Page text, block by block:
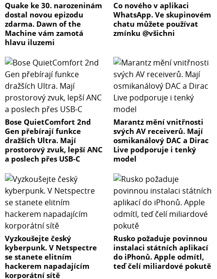
Quake ke 30. narozeninám
dostal novou epizodu
zdarma. Dawn of the
Machine vám zamotá
hlavu iluzemi
Co nového v aplikaci
WhatsApp. Ve skupinovém
chatu můžete používat
zmínku @všichni
Bose QuietComfort 2nd
Gen přebírají funkce
dražších Ultra. Mají
prostorový zvuk, lepší ANC
a poslech přes USB-C
Marantz mění vnitřnosti
svých AV receiverů. Mají
osmikanálový DAC a Dirac
Live podporuje i tenký
model
Vyzkoušejte český
kyberpunk. V Netspectre
se stanete elitním
hackerem napadajícím
korporátní sítě
Rusko požaduje povinnou
instalaci státních aplikací
do iPhonů. Apple odmítl,
teď čelí miliardové pokutě